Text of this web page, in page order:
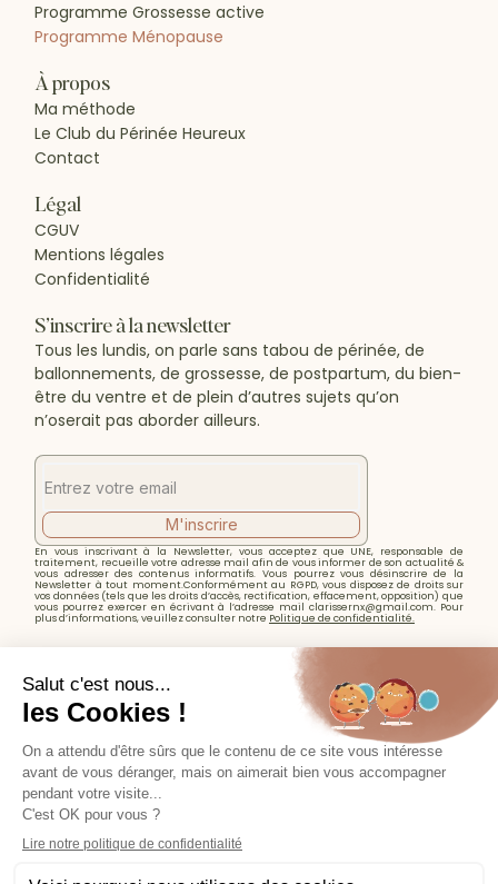
Programme Grossesse active
Programme Ménopause
À propos
Ma méthode
Le Club du Périnée Heureux
Contact
Légal
CGUV
Mentions légales
Confidentialité
S’inscrire à la newsletter
Tous les lundis, on parle sans tabou de périnée, de
ballonnements, de grossesse, de postpartum, du bien-
être du ventre et de plein d’autres sujets qu’on
n’oserait pas aborder ailleurs.
M'inscrire
En vous inscrivant à la Newsletter, vous acceptez que UNE, responsable de
traitement, recueille votre adresse mail afin de vous informer de son actualité &
vous adresser des contenus informatifs. Vous pourrez vous désinscrire de la
Newsletter à tout moment.Conformément au RGPD, vous disposez de droits sur
vos données (tels que les droits d’accès, rectification, effacement, opposition) que
vous pourrez exercer en écrivant à l’adresse mail clarissernx@gmail.com. Pour
plus d’informations, veuillez consulter notre Politique de confidentialité.